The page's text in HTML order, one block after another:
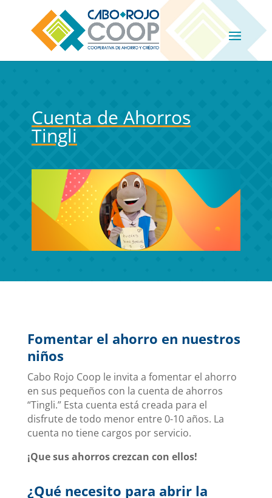
Cuenta de Ahorros
Tingli
Fomentar el ahorro en nuestros
niños
Cabo Rojo Coop le invita a fomentar el ahorro
en sus pequeños con la cuenta de ahorros
“Tingli.” Esta cuenta está creada para el
disfrute de todo menor entre 0-10 años. La
cuenta no tiene cargos por servicio.
¡Que sus ahorros crezcan con ellos!
¿Qué necesito para abrir la